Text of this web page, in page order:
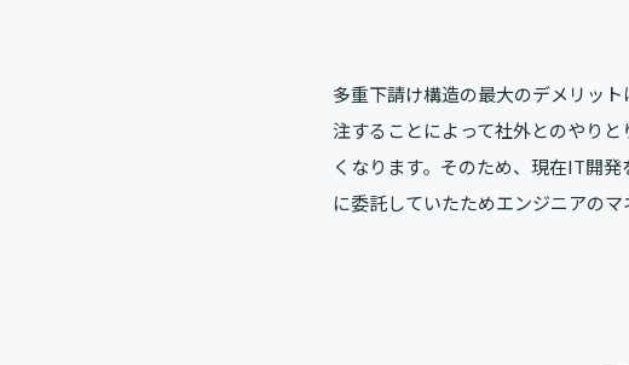
多重下請け構造の最大のデメリッ
注することによって社外とのやり
くなります。そのため、現在IT開
に委託していたためエンジニアの